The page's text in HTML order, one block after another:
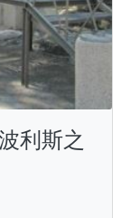
利斯之